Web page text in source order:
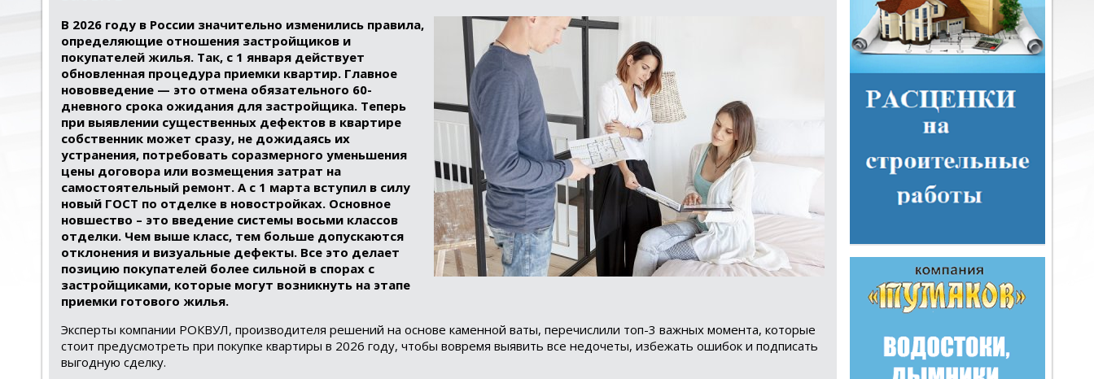
В 2026 году в России значительно изменились правила,
определяющие отношения застройщиков и
покупателей жилья. Так, с 1 января действует
обновленная процедура приемки квартир. Главное
нововведение — это отмена обязательного 60-
дневного срока ожидания для застройщика. Теперь
при выявлении существенных дефектов в квартире
собственник может сразу, не дожидаясь их
устранения, потребовать соразмерного уменьшения
цены договора или возмещения затрат на
самостоятельный ремонт. А с 1 марта вступил в силу
новый ГОСТ по отделке в новостройках. Основное
новшество – это введение системы восьми классов
отделки. Чем выше класс, тем больше допускаются
отклонения и визуальные дефекты. Все это делает
позицию покупателей более сильной в спорах с
застройщиками, которые могут возникнуть на этапе
приемки готового жилья.
Эксперты компании РОКВУЛ, производителя решений на основе каменной ваты, перечислили топ-3 важных момента, которые
стоит предусмотреть при покупке квартиры в 2026 году, чтобы вовремя выявить все недочеты, избежать ошибок и подписать
выгодную сделку.